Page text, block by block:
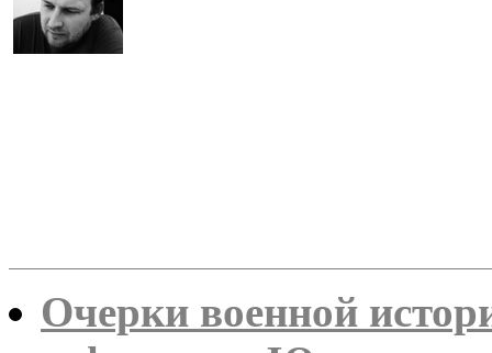
Очерки военной